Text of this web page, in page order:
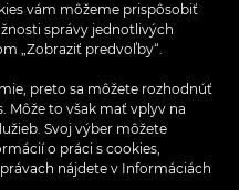
vám môžeme prispôsobiť
správy jednotlivých
„Zobraziť predvoľby“.
preto sa môžete rozhodnúť
Môže to však mať vplyv na
Svoj výber môžete
o práci s cookies,
nájdete v Informáciách
údajov